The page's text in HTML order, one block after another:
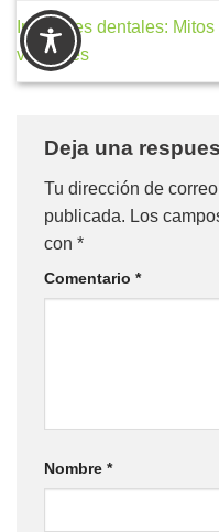
Implantes dentales: Mitos
verdades
Deja una
Tu dirección de
publicada. Los
con *
Comentario *
Nombre *